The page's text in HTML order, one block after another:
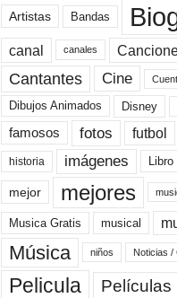
Artistas Bandas
canal canales
Cantantes Cine
Dibujos Animados Disney
famosos fotos futbol
historia imágenes Libro
mejor mejores
Musica Gratis musical
Música niños Noticias /
Pelicula Películas